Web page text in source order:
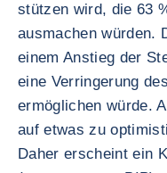
stützen wird, die 63
ausmachen würden.
einem Anstieg der
eine Verringerung
ermöglichen würde.
auf etwas zu
Daher erscheint ein